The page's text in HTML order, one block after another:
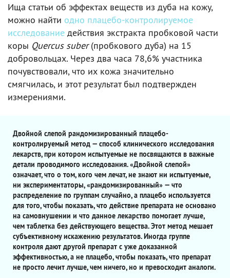
Ища статьи об эффектах веществ из дуба на кожу,
можно найти одно плацебо-контролируемое
исследование действия экстракта пробковой части
коры Quercus suber(пробкового дуба) на 15
добровольцах. Через два часа 78,6% участника
почувствовали, что их кожа значительно
смягчилась, и этот результат был подтвержден
измерениями.
Двойной слепой рандомизированный плацебо-
контролируемый метод — способ клинического исследования
лекарств, при котором испытуемые не посвящаются в важные
детали проводимого исследования. «Двойной слепой»
означает, что о том, кого чем лечат, не знают ни испытуемые,
ни экспериментаторы, «рандомизированный» — что
распределение по группам случайно, а плацебо используется
для того, чтобы показать, что действие препарата не основано
на самовнушении и что данное лекарство помогает лучше,
чем таблетка без действующего вещества. Этот метод мешает
субъективному искажению результатов. Иногда группе
контроля дают другой препарат с уже доказанной
эффективностью, а не плацебо, чтобы показать, что препарат
не просто лечит лучше, чем ничего, но и превосходит аналоги.